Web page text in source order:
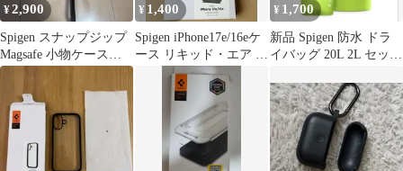
¥2,900
Spigen スナップジップ
Magsafe 小物ケース
箱無し
¥ 1,400
Spigen iPhone17e/16eケ
ース リキッド・エア マ
ーブル・グレー
¥ 1,700
新品 Spigen 防水 ドラ
イバッグ 20L 2L セット